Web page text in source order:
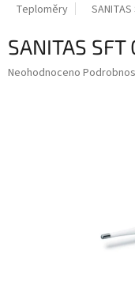
Teploměry
SANITAS SFT
Průměrné
Neohodnoceno